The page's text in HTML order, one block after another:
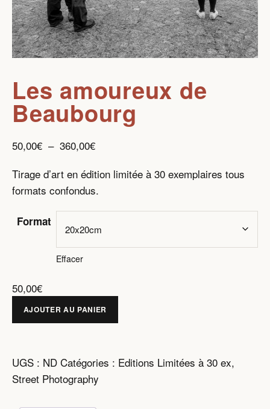
Les amoureux de
Beaubourg
50,00€ – 360,00€Plage
prix :
50,00€
à
360,00€
Tirage d’art en édition limitée à 30 exemplaires tous
formats confondus.
Format
Effacer
50,00€
AJOUTER AU PANIER
UGS : ND Catégories : Editions Limitées à 30 ex,
Street Photography